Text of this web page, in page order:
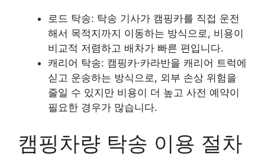
로드 탁송: 탁송 기사가 캠핑카를 직접 운전
해서 목적지까지 이동하는 방식으로, 비용이
비교적 저렴하고 배차가 빠른 편입니다.
캐리어 탁송: 캠핑카·카라반을 캐리어 트럭에
싣고 운송하는 방식으로, 외부 손상 위험을
줄일 수 있지만 비용이 더 높고 사전 예약이
필요한 경우가 많습니다.
캠핑차량 탁송 이용 절차